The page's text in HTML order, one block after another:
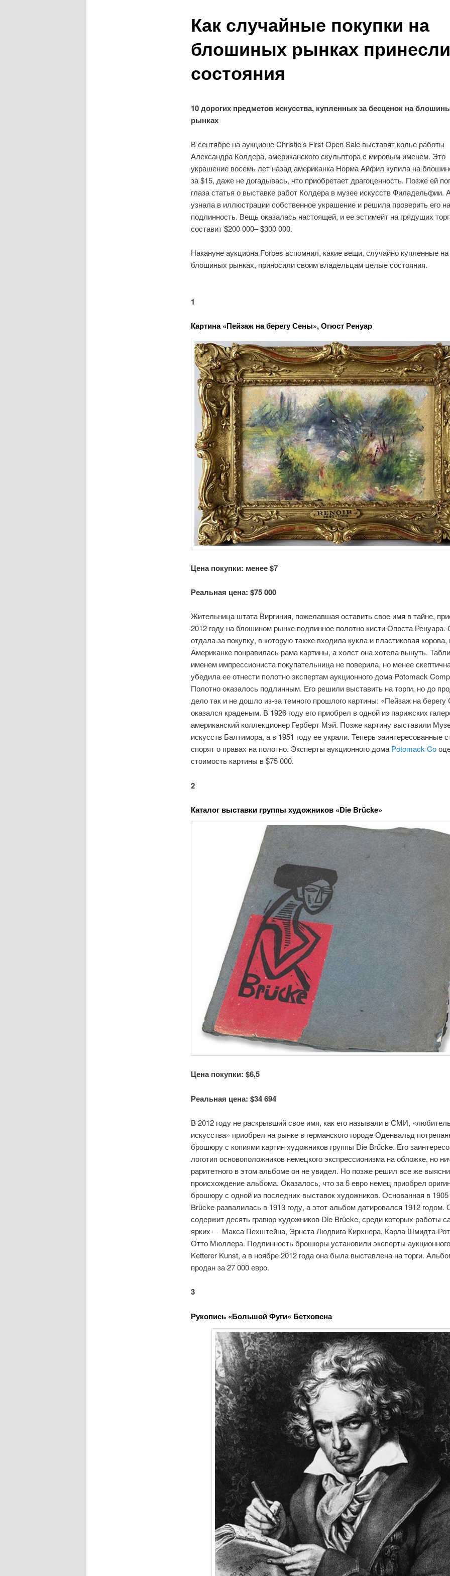
Как случайные покупки на
блошиных рынках принесли
состояния
10 дорогих предметов искусства, купленных за бесценок на
рынках
В сентябре на аукционе Christie’s First Open Sale выставят колье работы
Александра Колдера, американского скульптора c мировым именем. Это
украшение восемь лет назад американка Норма Айфил купила на
за $15, даже не догадывась, что приобретает драгоценность. Позже ей
глаза статья о выставке работ Колдера в музее искусств Филадельфии.
узнала в иллюстрации собственное украшение и решила проверить его на
подлинность. Вещь оказалась настоящей, и ее эстимейт на грядущих
составит $200 000– $300 000.
Накануне аукциона Forbes вспомнил, какие вещи, случайно купленные на
блошиных рынках, приносили своим владельцам целые состояния.
1
Картина «Пейзаж на берегу Сены», Огюст Ренуар
Цена покупки: менее $7
Реальная цена: $75 000
Жительница штата Виргиния, пожелавшая оставить свое имя в тайне,
2012 году на блошином рынке подлинное полотно кисти Огюста Ренуара.
отдала за покупку, в которую также входила кукла и пластиковая корова,
Американке понравилась рама картины, а холст она хотела вынуть.
именем импрессиониста покупательница не поверила, но менее
убедила ее отнести полотно экспертам аукционного дома Potomack
Полотно оказалось подлинным. Его решили выставить на торги, но до
дело так и не дошло из-за темного прошлого картины: «Пейзаж на
оказался краденым. В 1926 году его приобрел в одной из парижских
американский коллекционер Герберт Мэй. Позже картину выставили
искусств Балтимора, а в 1951 году ее украли. Теперь заинтересованные
спорят о правах на полотно. Эксперты аукционного домаPotomack Co
стоимость картины в $75 000.
2
Каталог выставки группы художников «Die Brücke»
Цена покупки: $6,5
Реальная цена: $34 694
В 2012 году не раскрывший свое имя, как его называли в СМИ,
искусства» приобрел на рынке в германского городе Оденвальд
брошюру с копиями картин художников группы Die Brücke. Его
логотип основоположников немецкого экспрессионизма на обложке, но
раритетного в этом альбоме он не увидел. Но позже решил все же
происхождение альбома. Оказалось, что за 5 евро немец приобрел
брошюру с одной из последних выставок художников. Основанная в 1905
Brücke развалилась в 1913 году, а этот альбом датировался 1912 годом.
содержит десять гравюр художников Die Brücke, среди которых работы
ярких — Макса Пехштейна, Эрнста Людвига Кирхнера, Карла Шмидта-
Отто Мюллера. Подлинность брошюры установили эксперты
Ketterer Kunst, а в ноябре 2012 года она была выставлена на торги.
продан за 27 000 евро.
3
Рукопись «Большой Фуги» Бетховена